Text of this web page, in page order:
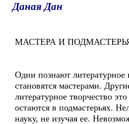
Даная Дан
МАСТЕРА И
Одни познают литературное
становятся мастерами.
литературное творчество
остаются в подмастерьях.
науку, не изучая ее.